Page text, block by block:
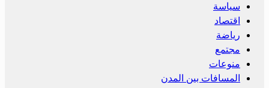
سياسة
اقتصاد
رياضة
مجتمع
منوعات
المسافات بين المدن